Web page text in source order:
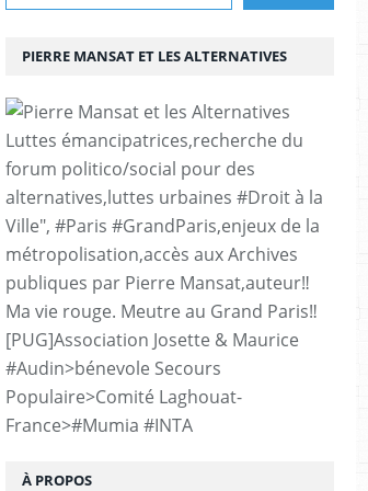
PIERRE MANSAT ET LES ALTERNATIVES
Luttes émancipatrices,recherche du
forum politico/social pour des
alternatives,luttes urbaines #Droit à la
Ville", #Paris #GrandParis,enjeux de la
métropolisation,accès aux Archives
publiques par Pierre Mansat,auteur‼️
Ma vie rouge. Meutre au Grand Paris‼️
[PUG]Association Josette & Maurice
#Audin>bénevole Secours
Populaire>Comité Laghouat-
France>#Mumia #INTA
À PROPOS